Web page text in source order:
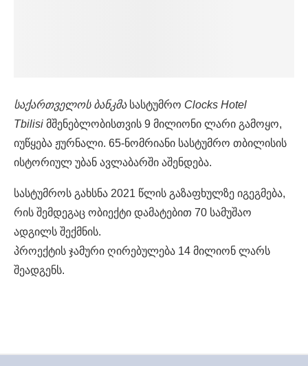
საქართველოს ბანკმასასტუმრო Clocks Hotel
Tbilisi მშენებლობისთვის 9 მილიონი ლარი გამოყო,
იუწყება ჟურნალი. 65-ნომრიანი სასტუმრო თბილისის
ისტორიულ უბან ავლაბარში აშენდება.
სასტუმროს გახსნა 2021 წლის გაზაფხულზე იგეგმება,
რის შემდეგაც ობიექტი დამატებით 70 სამუშაო
ადგილს შექმნის.
პროექტის ჯამური ღირებულება 14 მილიონ ლარს
შეადგენს.